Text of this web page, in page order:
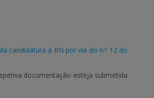
candidatura à RN por via do n.º 12 do
documentação esteja submetida